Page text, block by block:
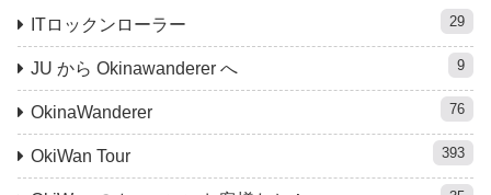
ITロックンローラー 29
JU から Okinawanderer へ 9
OkinaWanderer 76
OkiWan Tour 393